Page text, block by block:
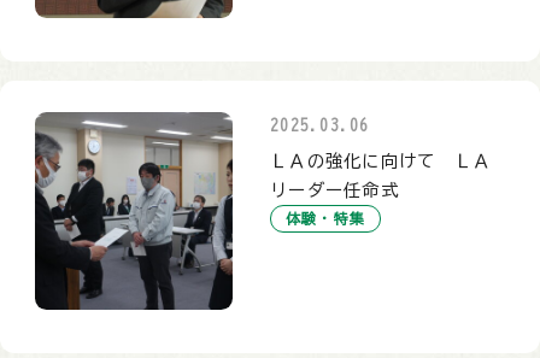
2025.03.06
ＬＡの強化に向けて ＬＡ
リーダー任命式
体験・特集